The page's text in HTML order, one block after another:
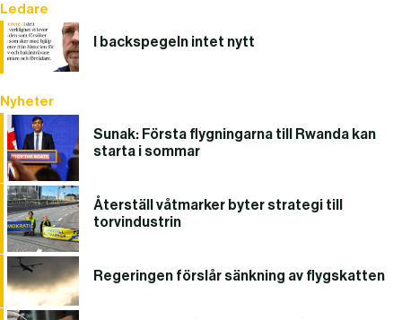
Ledare
I backspegeln intet nytt
Nyheter
Sunak: Första flygningarna till Rwanda kan
starta i sommar
Återställ våtmarker byter strategi till
torvindustrin
Regeringen förslår sänkning av flygskatten